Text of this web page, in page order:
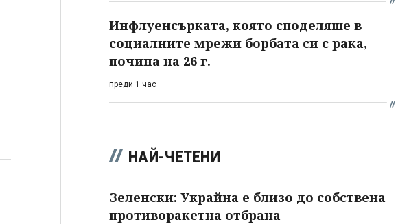
Инфлуенсърката, която споделяше в
социалните мрежи борбата си с рака,
почина на 26 г.
преди 1 час
НАЙ-ЧЕТЕНИ
Зеленски: Украйна е близо до собствена
противоракетна отбрана